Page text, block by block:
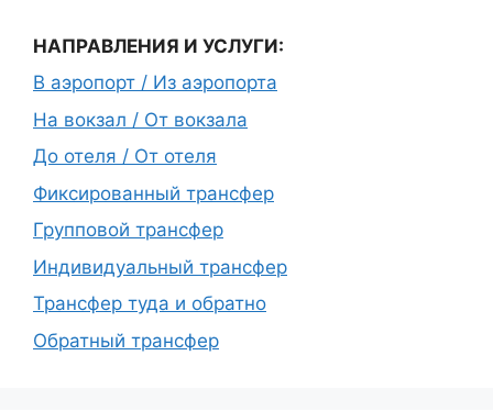
НАПРАВЛЕНИЯ И УСЛУГИ:
В аэропорт / Из аэропорта
На вокзал / От вокзала
До отеля / От отеля
Фиксированный трансфер
Групповой трансфер
Индивидуальный трансфер
Трансфер туда и обратно
Обратный трансфер